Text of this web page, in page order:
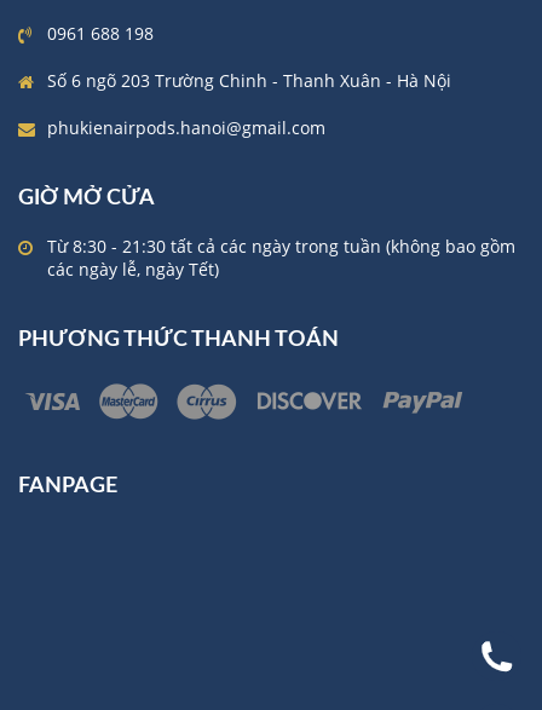
0961 688 198
Số 6 ngõ 203 Trường Chinh - Thanh Xuân - Hà Nội
phukienairpods.hanoi@gmail.com
GIỜ MỞ CỬA
Từ 8:30 - 21:30 tất cả các ngày trong tuần (không bao gồm
các ngày lễ, ngày Tết)
PHƯƠNG THỨC THANH TOÁN
FANPAGE